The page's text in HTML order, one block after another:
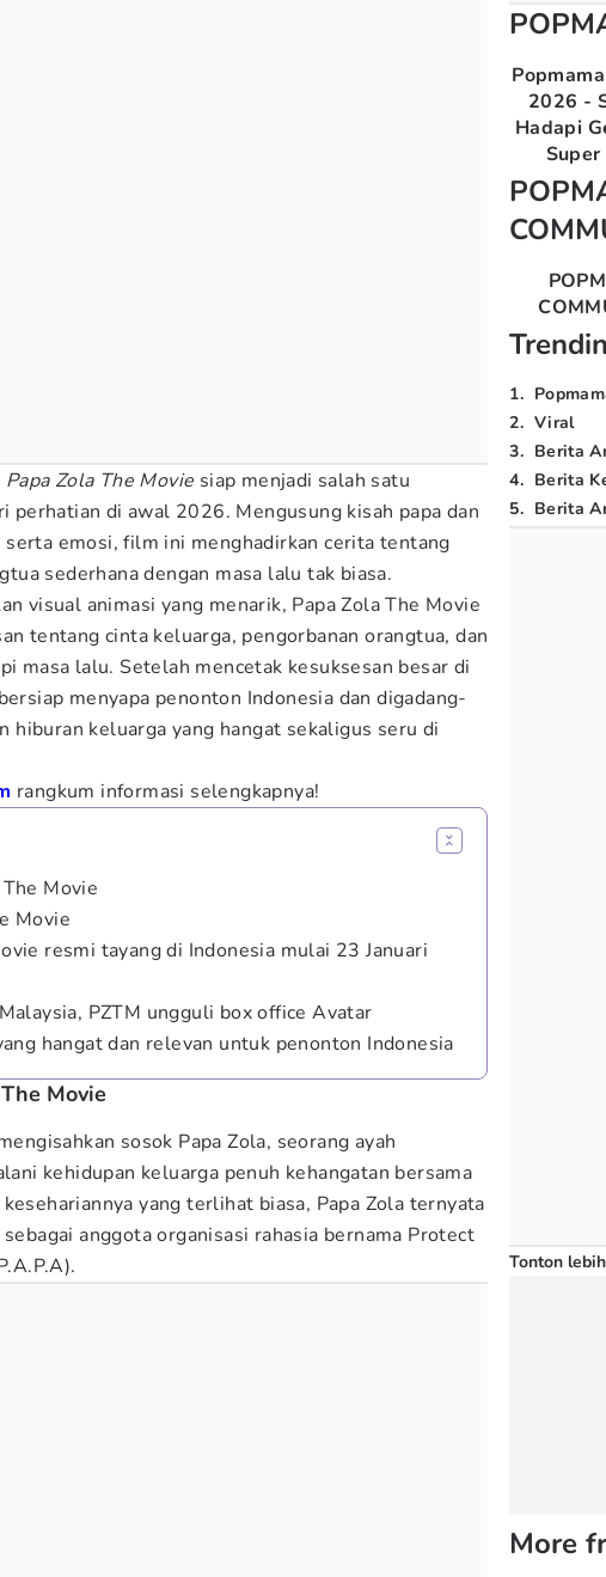
Papa Zola The Movie siap menjadi salah satu
perhatian di awal 2026. Mengusung kisah papa dan
serta emosi, film ini menghadirkan cerita tentang
sederhana dengan masa lalu tak biasa.
visual animasi yang menarik, Papa Zola The Movie
tentang cinta keluarga, pengorbanan orangtua, dan
masa lalu. Setelah mencetak kesuksesan besar di
menyapa penonton Indonesia dan digadang-
hiburan keluarga yang hangat sekaligus seru di
rangkum informasi selengkapnya!
Movie
Movie
resmi tayang di Indonesia mulai 23 Januari
PZTM ungguli box office Avatar
hangat dan relevan untuk penonton Indonesia
Movie
sosok Papa Zola, seorang ayah
kehidupan keluarga penuh kehangatan bersama
yang terlihat biasa, Papa Zola ternyata
anggota organisasi rahasia bernama Protect
2026 -
Hadapi
1.
2. Viral
3. Berita
4. Berita
5. Berita
Tonton
More